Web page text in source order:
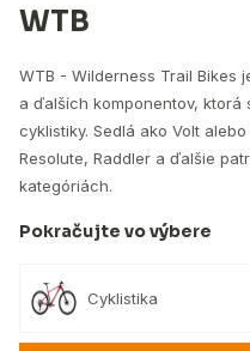
WTB
WTB - Wilderness Trail Bikes
a ďalších komponentov, ktorá
cyklistiky. Sedlá ako Volt
Resolute, Raddler a ďalšie
kategóriách.
Pokračujte vo výbere
Cyklistika